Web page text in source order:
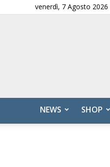
venerdì, 7 Agosto 2026
NEWS SHOP